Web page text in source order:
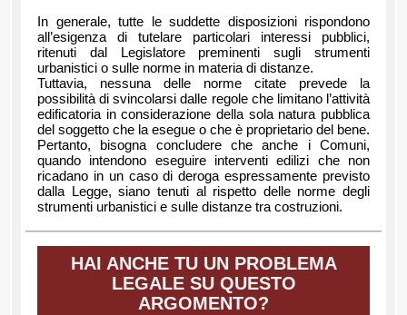
In generale, tutte le suddette disposizioni rispondono
all’esigenza di tutelare particolari interessi pubblici,
ritenuti dal Legislatore preminenti sugli strumenti
urbanistici o sulle norme in materia di distanze.
Tuttavia, nessuna delle norme citate prevede la
possibilità di svincolarsi dalle regole che limitano l’attività
edificatoria in considerazione della sola natura pubblica
del soggetto che la esegue o che è proprietario del bene.
Pertanto, bisogna concludere che anche i Comuni,
quando intendono eseguire interventi edilizi che non
ricadano in un caso di deroga espressamente previsto
dalla Legge, siano tenuti al rispetto delle norme degli
strumenti urbanistici e sulle distanze tra costruzioni.
HAI ANCHE TU UN PROBLEMA
LEGALE SU QUESTO
ARGOMENTO?